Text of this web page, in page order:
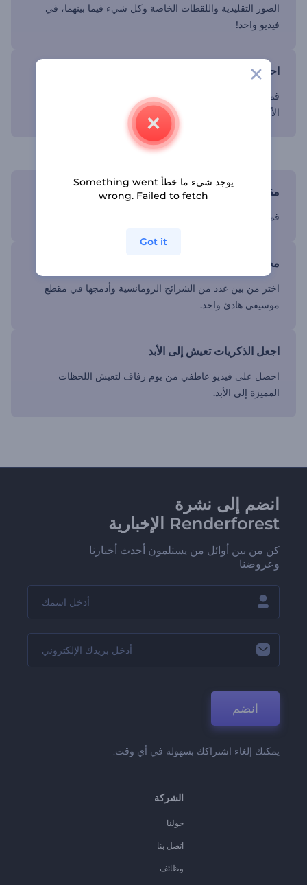
الصور التقليدية واللقطات الخاصة وكل شيء فيما بينهما، في
فيديو واحد!
احتفظ باللحظة السحرية
قم بإنشاء مقطع فيديو مميز لتتذكر يوم زفافك وتحتفظ به إلى
الأبد.
فيديو الاحتفاظ بالذكريات
مقطع فيديو يناسب ذوقك
قم بتخصيص عض شرائح الزفاف بنقرات سهلة وسريعة.
مجموعة من الموسيقى والتصميمات
اختر من بين عدد من الشرائح الرومانسية وأدمجها في مقطع
موسيقي هادئ واحد.
اجعل الذكريات تعيش إلى الأبد
احصل على فيديو عاطفي من يوم زفاف لتعيش اللحظات
المميزة إلى الأبد.
انضم إلى نشرة
Renderforest الإخبارية
كن من بين أوائل من يستلمون أحدث أخبارنا
وعروضنا
انضم
يمكنك إلغاء اشتراكك بسهولة في أي وقت.
الشركة
حولنا
اتصل بنا
وظائف
يوجد شيء ما خطأ Something went
wrong. Failed to fetch
Got it